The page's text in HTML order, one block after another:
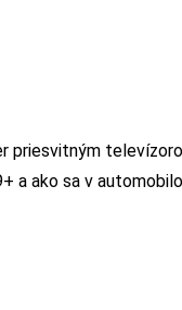
priesvitným
a ako sa v